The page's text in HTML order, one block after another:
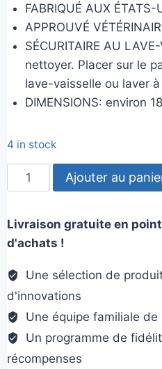
FABRIQUÉ AUX ÉTATS-
APPROUVÉ
SÉCURITAIRE AU
nettoyer. Placer sur le
lave-vaisselle ou laver
DIMENSIONS: environ
4 in stock
quantité
de
Nylon
Peanut
Ajouter au
Livraison gratuite en
d'achats !
Une sélection de
d'innovations
Une équipe familiale de
Un programme de
récompenses